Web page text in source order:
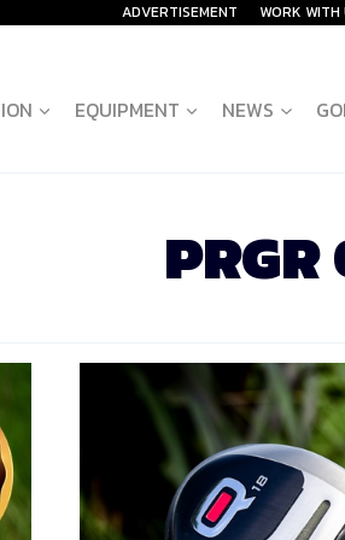
ADVERTISEMENT WORK
EQUIPMENT NEWS
PRGR